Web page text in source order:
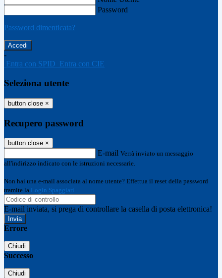
Password
Password dimenticata?
-
Entra con SPID Entra con CIE
Seleziona utente
button close ×
Recupero password
button close ×
E-mail Verrà inviato un messaggio
all'indirizzo indicato con le istruzioni necessarie.
Non hai una e-mail associata al nome utente? Effettua il reset della password
tramite la Login Spaggiari
E-mail inviata, si prega di controllare la casella di posta elettronica!
Errore
Chiudi
Successo
Chiudi